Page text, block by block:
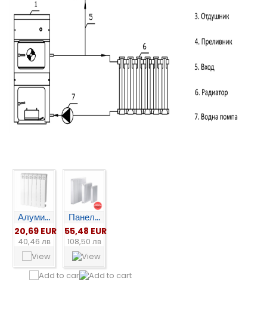
Алуми...
20,69 EUR
40,46 лв
Панел...
55,48 EUR
108,50 лв